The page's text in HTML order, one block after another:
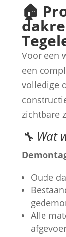
🏠
Voor een
een
volledige
zichtbare
🔧 Wat
Oude
Alle